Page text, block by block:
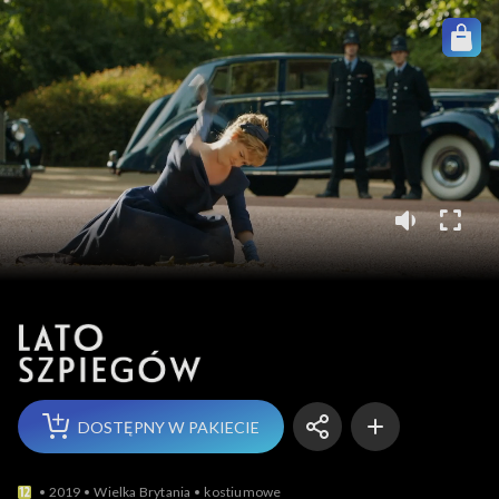
Lato szpiegów
DOSTĘPNY W PAKIECIE
2019 Wielka Brytania kostiumowe